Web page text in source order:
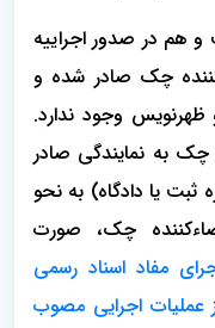
و هم در صدور اجراییه
چک صادر شده و
ظهرنویس وجود ندارد.
به نمایندگی صادر
ثبت یا دادگاه) به نحو
چک، صورت
اجرای مفاد اسناد رسمی
عملیات اجرایی مصوب